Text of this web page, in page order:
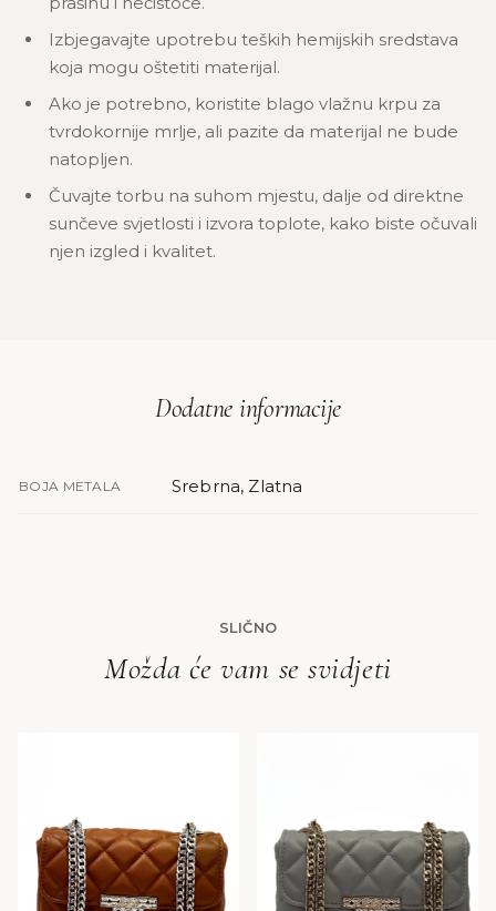
Izbjegavajte upotrebu teških hemijskih sredstava
koja mogu oštetiti materijal.
Ako je potrebno, koristite blago vlažnu krpu za
tvrdokornije mrlje, ali pazite da materijal ne bude
natopljen.
Čuvajte torbu na suhom mjestu, dalje od direktne
sunčeve svjetlosti i izvora toplote, kako biste očuvali
njen izgled i kvalitet.
Dodatne informacije
BOJA METALA Srebrna, Zlatna
SLIČNO
Možda će vam se svidjeti